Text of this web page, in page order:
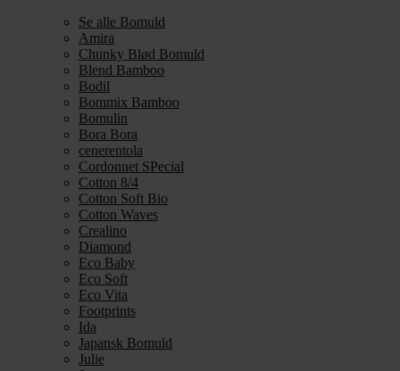
Se alle Bomuld
Amira
Chunky Blød Bomuld
Blend Bamboo
Bodil
Bommix Bamboo
Bomulin
Bora Bora
cenerentola
Cordonnet SPecial
Cotton 8/4
Cotton Soft Bio
Cotton Waves
Crealino
Diamond
Eco Baby
Eco Soft
Eco Vita
Footprints
Ida
Japansk Bomuld
Julie